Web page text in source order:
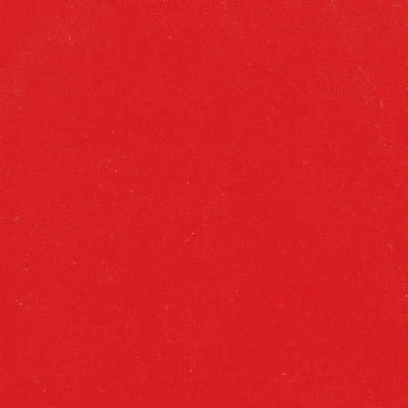
PROCESO
DE FABRICACIÓN
Maceración de malta y posterior
tratamiento especial del mosto, por
cepa exclusiva de levadura
seleccionada.
Filtración para obtener un producto